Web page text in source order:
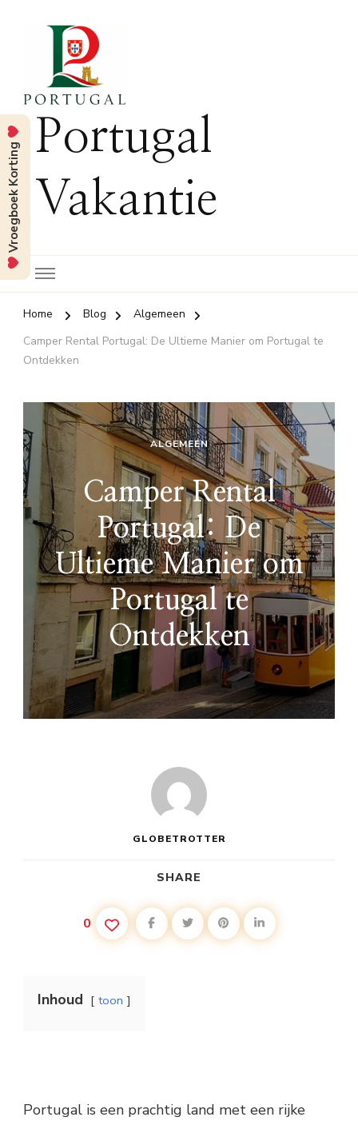
Portugal
Vakantie
Home Blog
Algemeen
Camper Rental Portugal: De Ultieme Manier om Portugal te
Ontdekken
ALGEMEEN
Camper Rental
Portugal: De
Ultieme Manier om
Portugal te
Ontdekken
GLOBETROTTER
SHARE
0
Inhoud toon
Portugal is een prachtig land met een rijke
Vroegboek Korting